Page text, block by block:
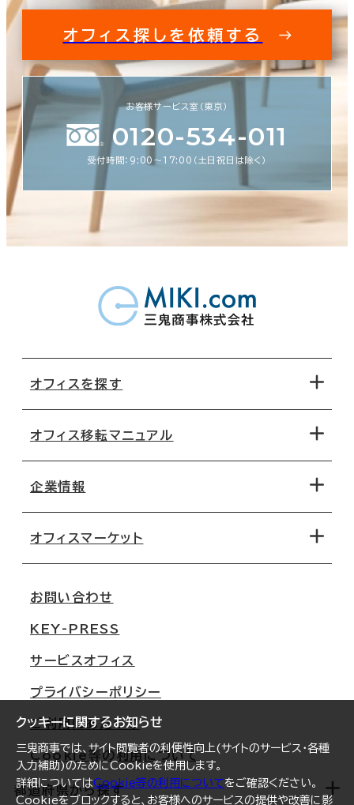
クッキーに関するお知らせ
三鬼商事では、サイト閲覧者の利便性向上(サイトのサービス・各種
入力補助)のためにCookieを使用します。
詳細についてはCookie等の利用についてをご確認ください。
Cookieをブロックすると、お客様へのサービスの提供や改善に影
オフィス探しを依頼する
お客様サービス室（東京）
0120-534-011
受付時間：9:00〜17:00（土日祝日は除く）
オフィスを探す
地図から探す
路線・駅から探す
オフィス移転マニュアル
移転コストシミュレーション
移転スケジュール
オフィス移転Q&A
企業情報
オフィスマーケット
大阪
名古屋
札幌
仙台
横浜
福岡
お問い合わせ
KEY-PRESS
サービスオフィス
プライバシーポリシー
ご利用にあたって
Cookie等の利用について
都道府県から探す